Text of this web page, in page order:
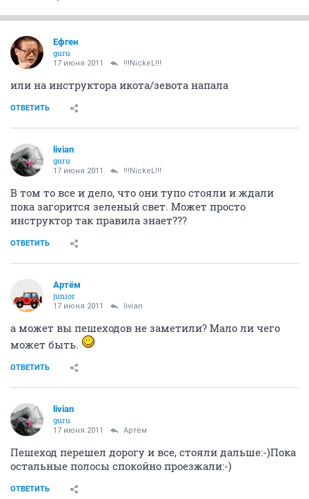
Ефген
guru
17 июня 2011 !!!NickeL!!!
или на инструктора икота/зевота напала
ОТВЕТИТЬ
livian
guru
17 июня 2011 !!!NickeL!!!
В том то все и дело, что они тупо стояли и ждали
пока загорится зеленый свет. Может просто
инструктор так правила знает???
ОТВЕТИТЬ
Артём
juniоr
17 июня 2011 livian
а может вы пешеходов не заметили? Мало ли чего
может быть.
ОТВЕТИТЬ
livian
guru
17 июня 2011 Артём
Пешеход перешел дорогу и все, стояли дальше:-)Пока
остальные полосы спокойно проезжали:-)
ОТВЕТИТЬ